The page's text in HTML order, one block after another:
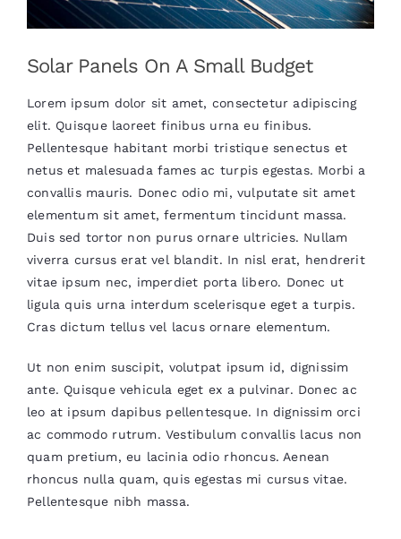
Solar Panels On A Small Budget
Lorem ipsum dolor sit amet, consectetur adipiscing
elit. Quisque laoreet finibus urna eu finibus.
Pellentesque habitant morbi tristique senectus et
netus et malesuada fames ac turpis egestas. Morbi a
convallis mauris. Donec odio mi, vulputate sit amet
elementum sit amet, fermentum tincidunt massa.
Duis sed tortor non purus ornare ultricies. Nullam
viverra cursus erat vel blandit. In nisl erat, hendrerit
vitae ipsum nec, imperdiet porta libero. Donec ut
ligula quis urna interdum scelerisque eget a turpis.
Cras dictum tellus vel lacus ornare elementum.
Ut non enim suscipit, volutpat ipsum id, dignissim
ante. Quisque vehicula eget ex a pulvinar. Donec ac
leo at ipsum dapibus pellentesque. In dignissim orci
ac commodo rutrum. Vestibulum convallis lacus non
quam pretium, eu lacinia odio rhoncus. Aenean
rhoncus nulla quam, quis egestas mi cursus vitae.
Pellentesque nibh massa.